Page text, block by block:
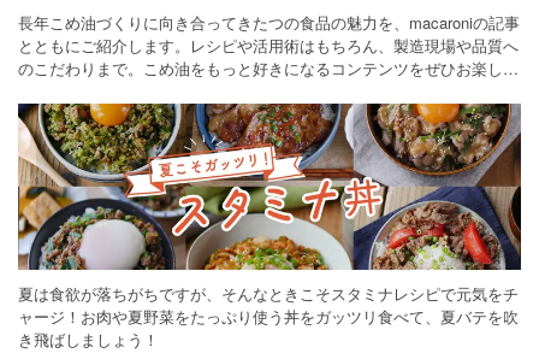
長年こめ油づくりに向き合ってきたつの食品の魅力を、macaroniの記事
とともにご紹介します。レシピや活用術はもちろん、製造現場や品質へ
のこだわりまで。こめ油をもっと好きになるコンテンツをぜひお楽しみ
夏は食欲が落ちがちですが、そんなときこそスタミナレシピで元気をチ
ャージ！お肉や夏野菜をたっぷり使う丼をガッツリ食べて、夏バテを吹
き飛ばしましょう！